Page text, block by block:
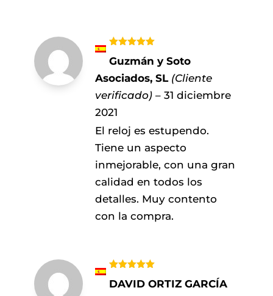
con5de 5
Guzmán y Soto
Asociados, SL (Cliente
verificado) – 31 diciembre
2021
El reloj es estupendo.
Tiene un aspecto
inmejorable, con una gran
calidad en todos los
detalles. Muy contento
con la compra.
con5de 5
DAVID ORTIZ GARCÍA